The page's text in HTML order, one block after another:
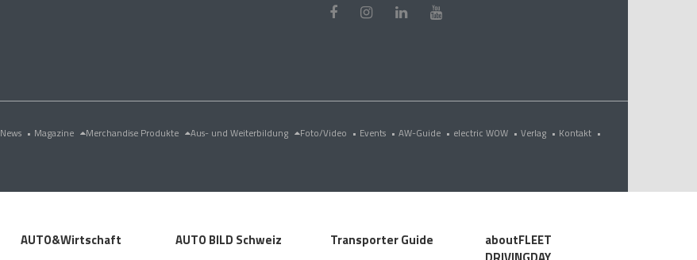
News • Magazine Merchandise Produkte Aus- und Weiterbildung Foto/Video • Events • AW-Guide • electric WOW • Verlag • Kontakt •
AUTO&Wirtschaft
AUTO BILD Schweiz
Transporter Guide
aboutFLEET